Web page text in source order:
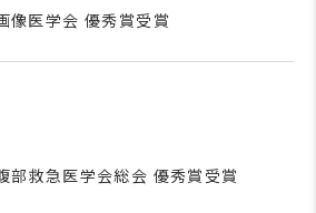
像医学会 優秀賞受賞
部救急医学会総会 優秀賞受賞